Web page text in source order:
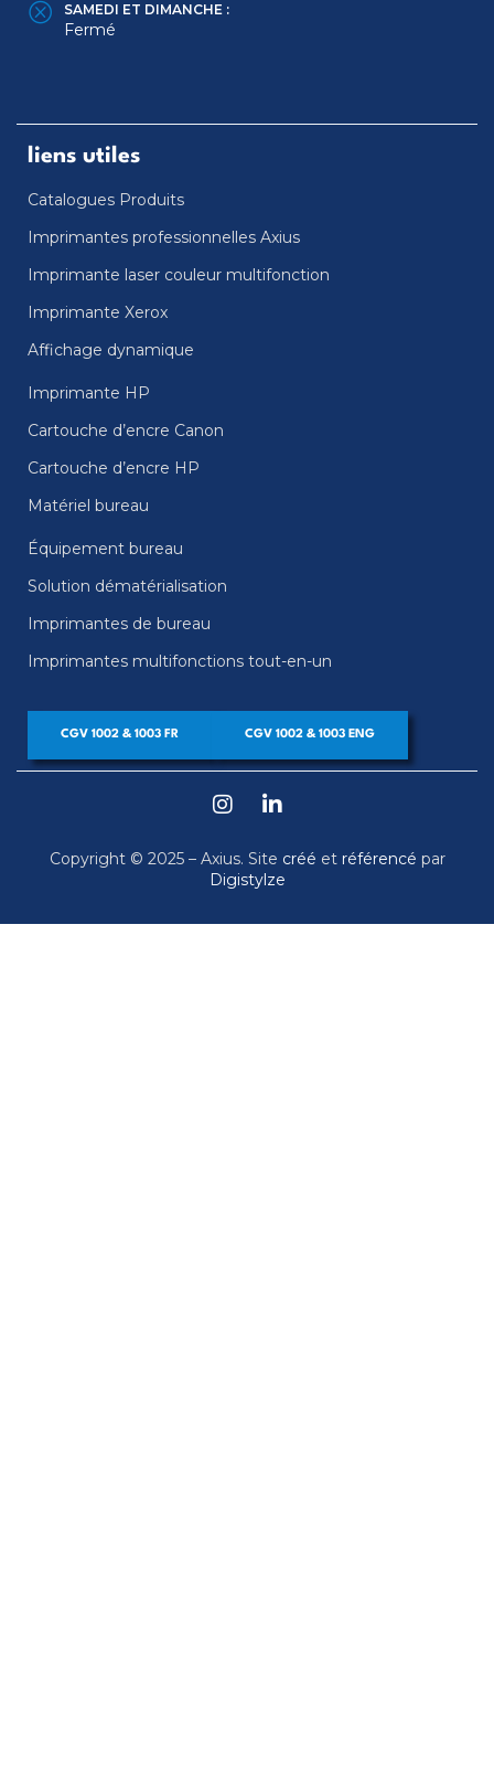
SAMEDI ET DIMANCHE :
Fermé
liens utiles
Catalogues Produits
Imprimantes professionnelles Axius
Imprimante laser couleur multifonction
Imprimante Xerox
Affichage dynamique
Imprimante HP
Cartouche d’encre Canon
Cartouche d’encre HP
Matériel bureau
Équipement bureau
Solution dématérialisation
Imprimantes de bureau
Imprimantes multifonctions tout-en-un
CGV 1002 & 1003 FR CGV 1002 & 1003 ENG
Copyright © 2025 – Axius. Site créé et référencé par
Digistylze